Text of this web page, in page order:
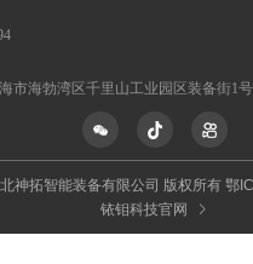
市海勃湾区千里山工业园区装备街1号
神拓智能装备有限公司 版权所有 鄂
铱钼科技官网